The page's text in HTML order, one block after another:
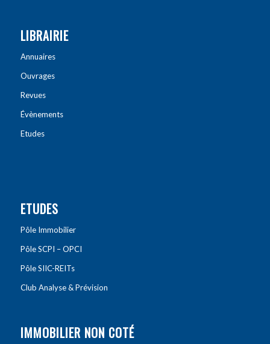
LIBRAIRIE
Annuaires
Ouvrages
Revues
Évènements
Etudes
ETUDES
Pôle Immobilier
Pôle SCPI – OPCI
Pôle SIIC-REITs
Club Analyse & Prévision
IMMOBILIER NON COTÉ